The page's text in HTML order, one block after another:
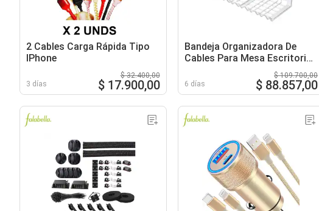
2 Cables Carga Rápida Tipo
IPhone
3 días
$ 32.400,00
$ 17.900,00
Bandeja Organizadora De
Cables Para Mesa Escritorio
6 días
$ 109.700,00
$ 88.857,00